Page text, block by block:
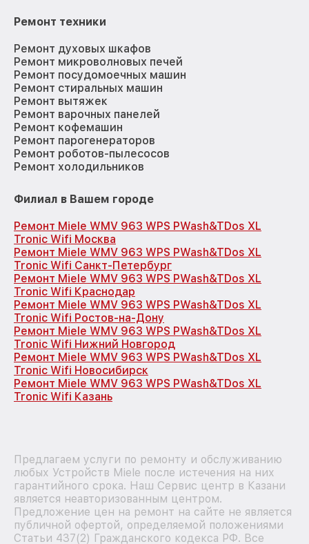
Ремонт техники
Ремонт духовых шкафов
Ремонт микроволновых печей
Ремонт посудомоечных машин
Ремонт стиральных машин
Ремонт вытяжек
Ремонт варочных панелей
Ремонт кофемашин
Ремонт парогенераторов
Ремонт роботов-пылесосов
Ремонт холодильников
Филиал в Вашем городе
Ремонт Miele WMV 963 WPS PWash&TDos XL
Tronic Wifi Москва
Ремонт Miele WMV 963 WPS PWash&TDos XL
Tronic Wifi Санкт-Петербург
Ремонт Miele WMV 963 WPS PWash&TDos XL
Tronic Wifi Краснодар
Ремонт Miele WMV 963 WPS PWash&TDos XL
Tronic Wifi Ростов-на-Дону
Ремонт Miele WMV 963 WPS PWash&TDos XL
Tronic Wifi Нижний Новгород
Ремонт Miele WMV 963 WPS PWash&TDos XL
Tronic Wifi Новосибирск
Ремонт Miele WMV 963 WPS PWash&TDos XL
Tronic Wifi Казань
Предлагаем услуги по ремонту и обслуживанию
любых Устройств Miele после истечения на них
гарантийного срока. Наш Сервис центр в Казани
является неавторизованным центром.
Предложение цен на ремонт на сайте не является
публичной офертой, определяемой положениями
Статьи 437(2) Гражданского кодекса РФ. Все